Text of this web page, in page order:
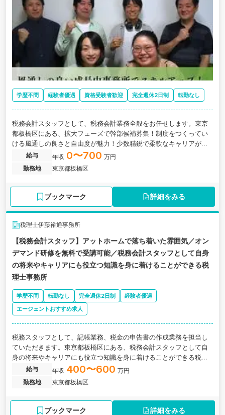
学歴不問 経験者優遇 資格受験者歓迎 完全週休2日制 転勤なし
税務会計スタッフとして、税務会計業務全般をお任せします。東京
都板橋区にある、拡大フェーズで幹部候補募集！制度をつくってい
ける風通しの良さと自由度が魅力！少数精鋭で柔軟なキャリアが築
ける会計事務所の求人です。
給与 年収 0〜700 万円
勤務地
東京都板橋区
ブックマーク 詳細をみる
税理士伊藤裕通事務所
【税務会計スタッフ】アットホームで落ち着いた雰囲気／オン
デマンド研修を無料で受講可能／税務会計スタッフとして自身
の将来やキャリアにも役立つ知識を身に着けることができる税
理士事務所
学歴不問 転勤なし 完全週休2日制
経験者優遇
エージェントおすすめ求人
税務スタッフとして、記帳業務、税金の申告書の作成業務を担当し
ていただきます。東京都板橋区にある、税務会計スタッフとして自
身の将来やキャリアにも役立つ知識を身に着けることができる税理
士事務所
給与 年収 400〜600 万円
勤務地
東京都板橋区
ブックマーク 詳細をみる